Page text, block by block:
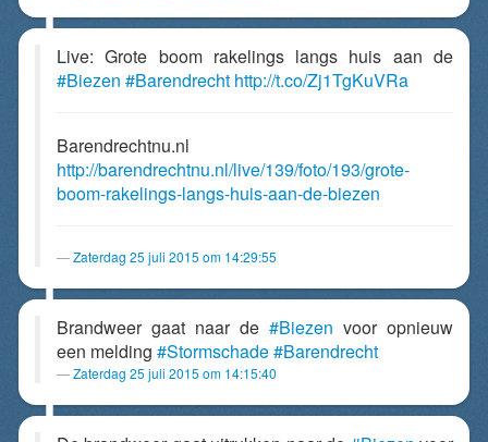
Live: Grote boom rakelings langs huis aan de
#Biezen #Barendrecht http://t.co/Zj1TgKuVRa
Barendrechtnu.nl
http://barendrechtnu.nl/live/139/foto/193/grote-
boom-rakelings-langs-huis-aan-de-biezen
Zaterdag 25 juli 2015 om 14:29:55
Brandweer gaat naar de #Biezen voor opnieuw
een melding #Stormschade#Barendrecht
Zaterdag 25 juli 2015 om 14:15:40